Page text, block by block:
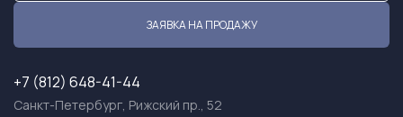
ЗАЯВКА НА ПРОДАЖУ
+7 (812) 648-41-44
Санкт-Петербург, Рижский пр., 52